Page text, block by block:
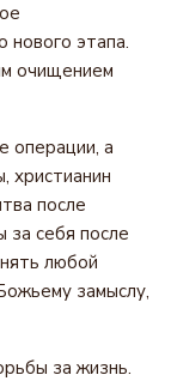
нового этапа.
очищением
операции, а
христианин
после
за себя после
любой
замыслу,
за жизнь.